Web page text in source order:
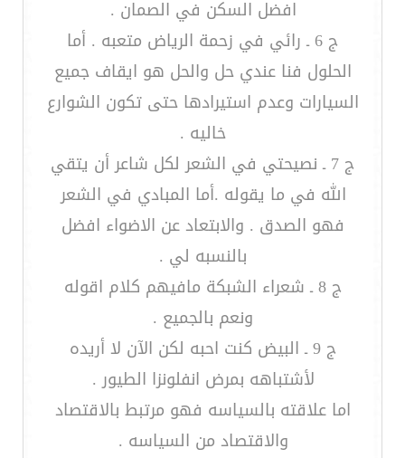
افضل السكن في الصمان .
ج 6 ـ رائي في زحمة الرياض متعبه . أما
الحلول فنا عندي حل والحل هو ايقاف جميع
السيارات وعدم استيرادها حتى تكون الشوارع
خاليه .
ج 7 ـ نصيحتي في الشعر لكل شاعر أن يتقي
الله في ما يقوله .أما المبادي في الشعر
فهو الصدق . والابتعاد عن الاضواء افضل
بالنسبه لي .
ج 8 ـ شعراء الشبكة مافيهم كلام اقوله
ونعم بالجميع .
ج 9 ـ البيض كنت احبه لكن الآن لا أريده
لأشتباهه بمرض انفلونزا الطيور .
اما علاقته بالسياسه فهو مرتبط بالاقتصاد
والاقتصاد من السياسه .